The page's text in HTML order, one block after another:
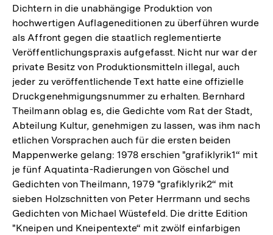
Dichtern in die unabhängige Produktion von
hochwertigen Auflageneditionen zu überführen wurde
als Affront gegen die staatlich reglementierte
Veröffentlichungspraxis aufgefasst. Nicht nur war der
private Besitz von Produktionsmitteln illegal, auch
jeder zu veröffentlichende Text hatte eine offizielle
Druckgenehmigungsnummer zu erhalten. Bernhard
Theilmann oblag es, die Gedichte vom Rat der Stadt,
Abteilung Kultur, genehmigen zu lassen, was ihm nach
etlichen Vorsprachen auch für die ersten beiden
Mappenwerke gelang: 1978 erschien "grafiklyrik1“ mit
je fünf Aquatinta-Radierungen von Göschel und
Gedichten von Theilmann, 1979 "grafiklyrik2“ mit
sieben Holzschnitten von Peter Herrmann und sechs
Gedichten von Michael Wüstefeld. Die dritte Edition
"Kneipen und Kneipentexte“ mit zwölf einfarbigen